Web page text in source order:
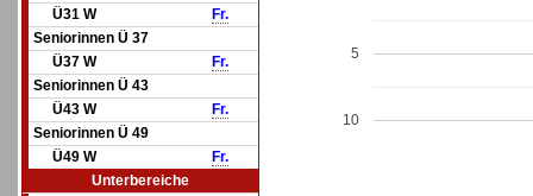
Ü31 W
Fr.
Seniorinnen Ü 37
Ü37 W
Fr.
Seniorinnen Ü 43
Ü43 W
Fr.
Seniorinnen Ü 49
Ü49 W
Fr.
Unterbereiche
5
10